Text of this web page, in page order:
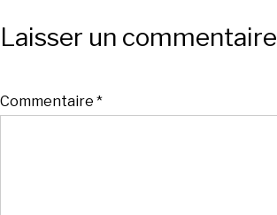
Laisser un commentaire
Commentaire *